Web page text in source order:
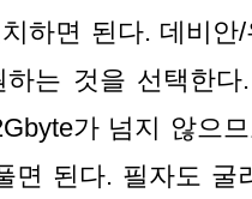
하면 된다. 데비안
하는 것을 선택한
가 넘지 않으
면 된다. 필자도 굴